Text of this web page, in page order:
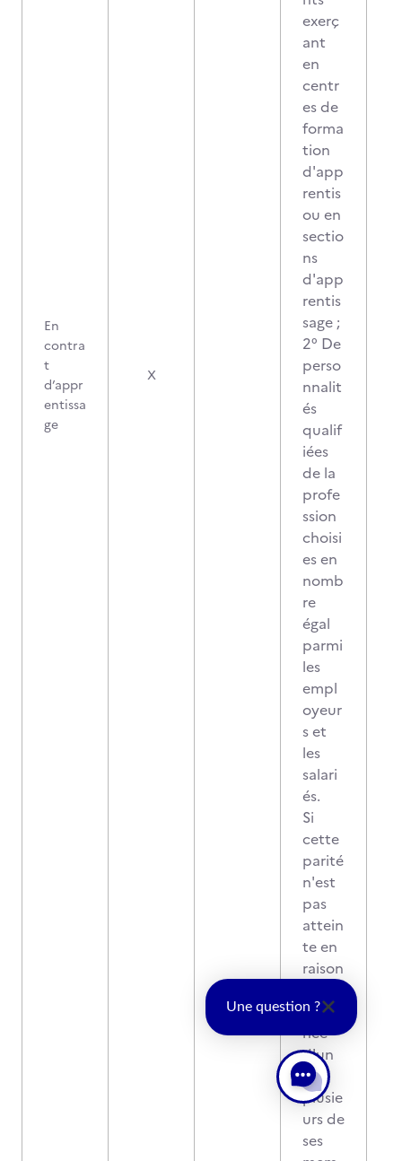
En
contra
t
d’appr
entissa
ge
X
exerç
ant
en
centr
es de
forma
tion
d'app
rentis
ou en
sectio
ns
d'app
rentis
sage ;
2° De
perso
nnalit
és
qualif
iées
de la
profe
ssion
choisi
es en
nomb
re
égal
parmi
les
empl
oyeur
s et
les
salari
és.
Si
cette
parité
n'est
pas
attein
te en
raison
l'abse
nce
d'un
ou
plusie
urs de
ses
Une question ?